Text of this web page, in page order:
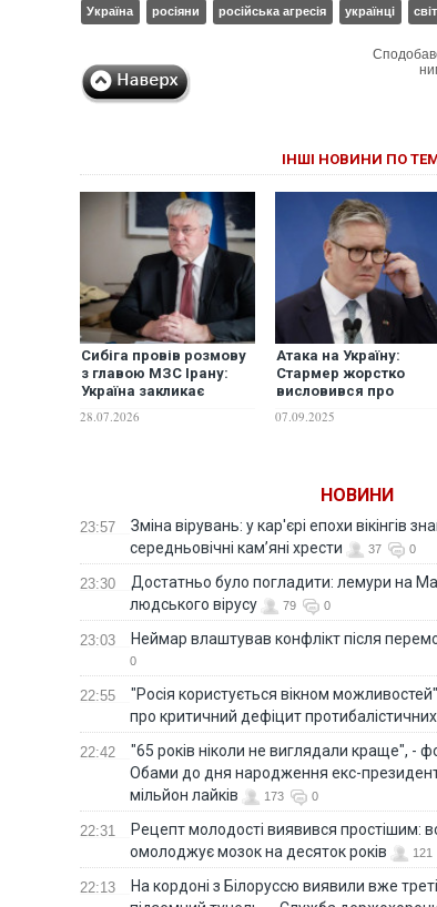
Україна росіяни російська агресія українці
ІНШІ НОВИНИ ПО
Сибіга провів розмову
з главою МЗС Ірану:
Україна закликає
ескалації
28.07.2026
Атака на Україну:
Стармер жорстко
висловився про
Путіна
07.09.2025
НОВИНИ
23:57
Зміна вірувань: у кар'єрі епохи вікінгів
середньовічні кам’яні хрести
37 0
23:30
Достатньо було погладити: лемури на
людського вірусу
79 0
23:03 Неймар влаштував конфлікт після
0
22:55
"Росія користується вікном
про критичний дефіцит протибалістичних
22:42
"65 років ніколи не виглядали краще", -
Обами до дня народження екс-
мільйон лайків
173 0
22:31
Рецепт молодості виявився простішим:
омолоджує мозок на десяток років
121
22:13
На кордоні з Білоруссю виявили вже